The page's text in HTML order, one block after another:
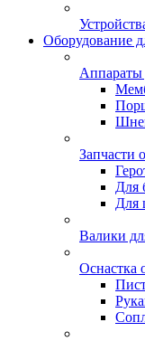
Оборудование
Аппараты
Запчасти
Для
Для
Валики
Оснастка